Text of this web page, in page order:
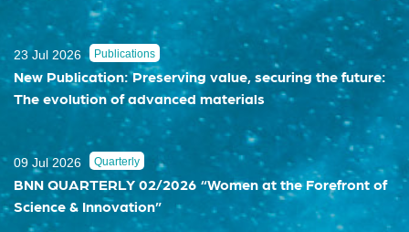
23 Jul 2026 Publications
New Publication: Preserving value, securing the future:
The evolution of advanced materials
09 Jul 2026 Quarterly
BNN QUARTERLY 02/2026 “Women at the Forefront of
Science & Innovation”